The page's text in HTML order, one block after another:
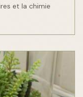
et la chimie